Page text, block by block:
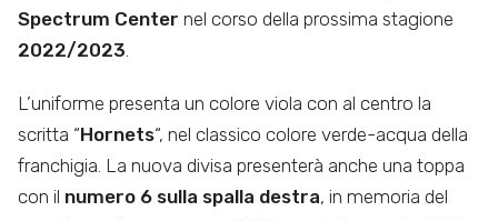
Spectrum Center nel corso della prossima stagione
2022/2023
L’uniforme presenta un colore viola con al centro la
scritta “Hornets“, nel classico colore verde-acqua della
franchigia. La nuova divisa presenterà anche una toppa
con il numero 6 sulla spalla destra, in memoria del